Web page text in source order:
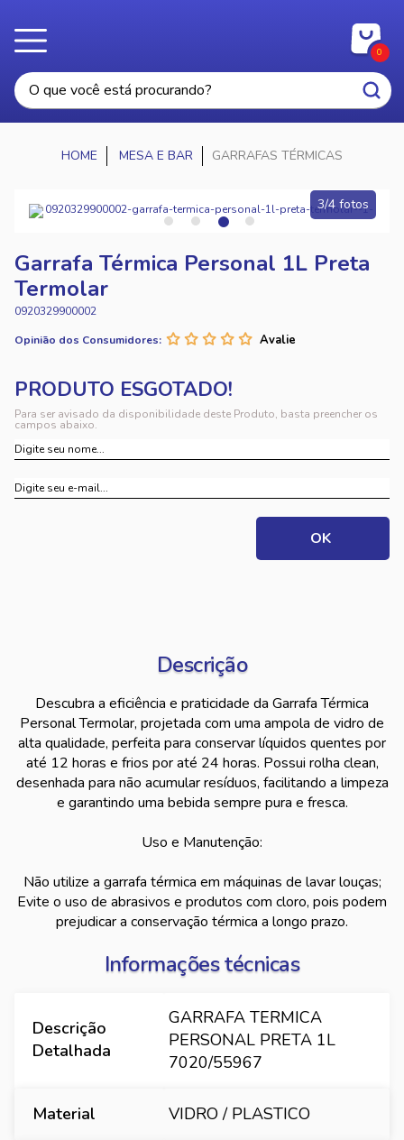
0
MESA E BAR GARRAFAS TÉRMICAS
3/4 fotos
Garrafa Térmica Personal 1L Preta
Termolar
0920329900002
Opinião dos Consumidores:
Para ser avisado da disponibilidade deste Produto, basta preencher os
campos abaixo.
Descrição
Descubra a eficiência e praticidade da Garrafa Térmica
Personal Termolar, projetada com uma ampola de vidro de
alta qualidade, perfeita para conservar líquidos quentes por
até 12 horas e frios por até 24 horas. Possui rolha clean,
desenhada para não acumular resíduos, facilitando a limpeza
e garantindo uma bebida sempre pura e fresca.
Uso e Manutenção:
Não utilize a garrafa térmica em máquinas de lavar louças;
Evite o uso de abrasivos e produtos com cloro, pois podem
prejudicar a conservação térmica a longo prazo.
Informações técnicas
Descrição
Detalhada
GARRAFA TERMICA
PERSONAL PRETA 1L
7020/55967
Material
VIDRO / PLASTICO